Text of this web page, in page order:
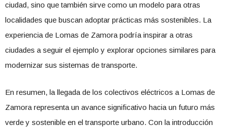
ciudad, sino que también sirve como un modelo para otras
localidades que buscan adoptar prácticas más sostenibles. La
experiencia de Lomas de Zamora podría inspirar a otras
ciudades a seguir el ejemplo y explorar opciones similares para
modernizar sus sistemas de transporte.
En resumen, la llegada de los colectivos eléctricos a Lomas de
Zamora representa un avance significativo hacia un futuro más
verde y sostenible en el transporte urbano. Con la introducción